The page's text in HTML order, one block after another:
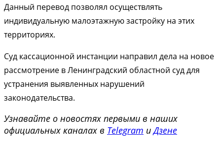
Данный перевод позволял осуществлять
индивидуальную малоэтажную застройку на этих
территориях.
Суд кассационной инстанции направил дела на новое
рассмотрение в Ленинградский областной суд для
устранения выявленных нарушений
законодательства.
Узнавайте о новостях первыми в наших
официальных каналах в Telegram иДзене